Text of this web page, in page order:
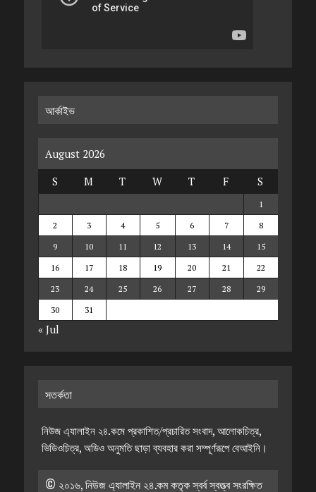
আর্কাইভ
August 2026
S
M T W T F S
1
2
3 4 5 6 7
8
9
10 11 12 13 14
15
16
17 18 19 20 21
22
23
24 25 26 27 28
29
30
31
« Jul
সতর্কতা
নিউজ এ্যালাইন ২৪.কমে প্রকাশিত/প্রচারিত সংবাদ, আলোকচিত্র,
ভিডিওচিত্র, অডিও অনুমতি ছাড়া ব্যবহার করা সম্পূর্ণরূপে বেআইনি।
© ২০১৬, নিউজ এ্যালাইন ২৪.কম কতৃক স্বর্ব স্বত্ত্ব সংরক্ষিত